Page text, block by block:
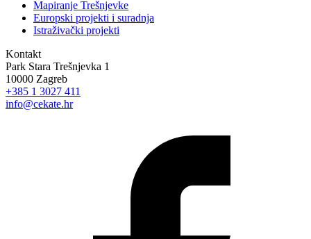
Mapiranje Trešnjevke
Europski projekti i suradnja
Istraživački projekti
Kontakt
Park Stara Trešnjevka 1
10000 Zagreb
+385 1 3027 411
info@cekate.hr